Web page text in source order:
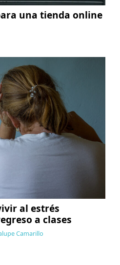
una tienda online
al estrés
a clases
Camarillo